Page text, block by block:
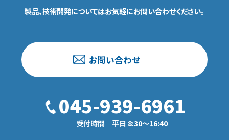
製品、技術開発についてはお気軽にお問い合わせください。
お問い合わせ
045-939-6961
受付時間 平日 8:30〜16:40